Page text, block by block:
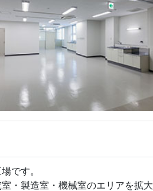
です。
・製造室・機械室のエリアを拡大